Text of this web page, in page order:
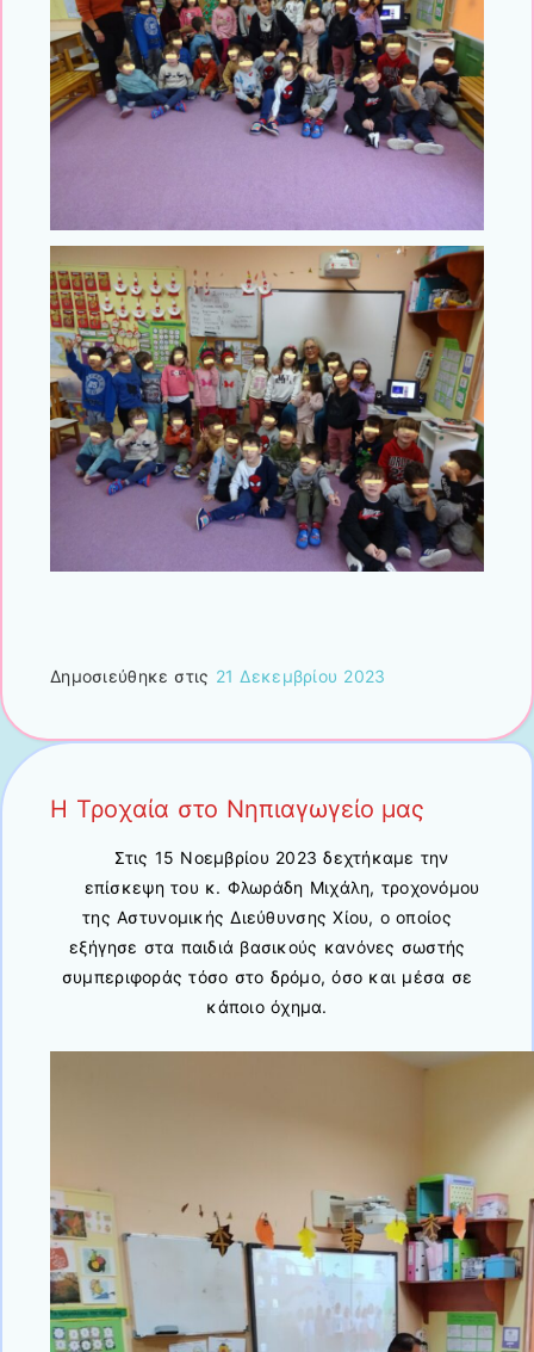
Δημοσιεύθηκε στις 21 Δεκεμβρίου 2023
Η Τροχαία στο Νηπιαγωγείο μας
Στις 15 Νοεμβρίου 2023 δεχτήκαμε την
επίσκεψη του κ. Φλωράδη Μιχάλη, τροχονόμου
της Αστυνομικής Διεύθυνσης Χίου, ο οποίος
εξήγησε στα παιδιά βασικούς κανόνες σωστής
συμπεριφοράς τόσο στο δρόμο, όσο και μέσα σε
κάποιο όχημα.